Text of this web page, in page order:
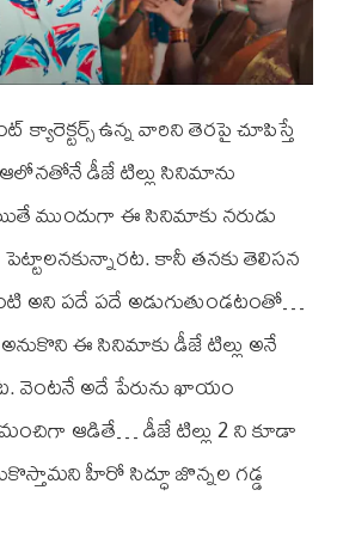
ఉన్న వారిని తెరపై చూపిస్తే
డీజే టిల్లు సినిమాను
ముందుగా ఈ సినిమాకు నరుడు
పెట్టాలనకున్నారట. కానీ తనకు తెలిసన
అని పదే పదే అడుగుతుండటంతో…
ఈ సినిమాకు డీజే టిల్లు అనే
వెంటనే అదే పేరును ఖాయం
ఆడితే… డీజే టిల్లు 2 ని కూడా
హీరో సిద్ధూ జొన్నల గడ్డ